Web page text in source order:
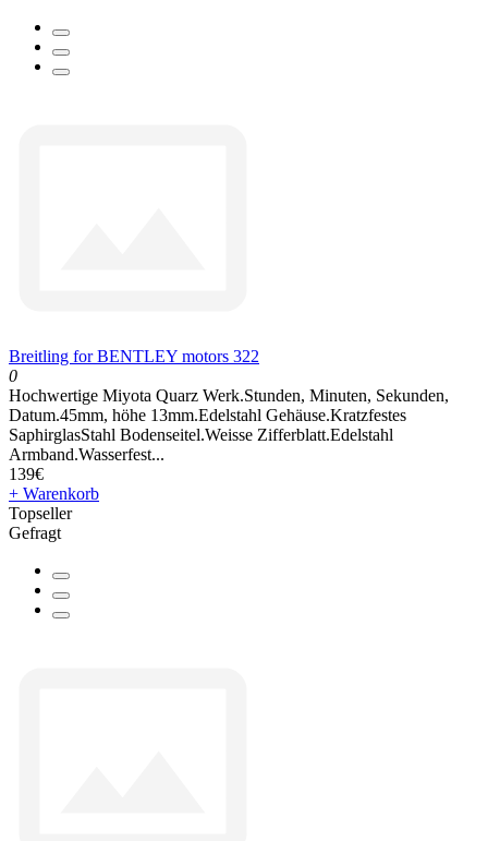
Breitling for BENTLEY motors 322
0
Hochwertige Miyota Quarz Werk.Stunden, Minuten, Sekunden,
Datum.45mm, höhe 13mm.Edelstahl Gehäuse.Kratzfestes
SaphirglasStahl Bodenseitel.Weisse Zifferblatt.Edelstahl
Armband.Wasserfest...
139€
+ Warenkorb
Topseller
Gefragt